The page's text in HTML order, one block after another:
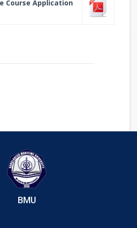
Course Application
BMU